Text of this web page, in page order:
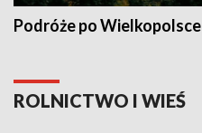
Podróże po Wielkopolsce
ROLNICTWO I WIEŚ